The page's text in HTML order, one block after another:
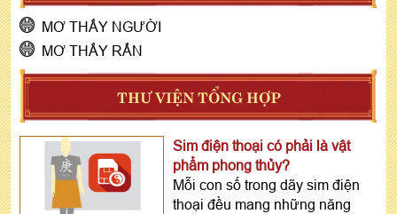
MƠ THẤY NGƯỜI
MƠ THẤY RẮN
THƯ VIỆN TỔNG HỢP
Sim điện thoại có phải là vật
phẩm phong thủy?
Mỗi con số trong dãy sim điện
thoại đều mang những năng